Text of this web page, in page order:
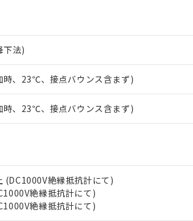
下法)
、23℃、接点バウンス含まず)
、23℃、接点バウンス含まず)
(DC1000V絶縁抵抗計にて)
絶縁抵抗計にて)
絶縁抵抗計にて)
能（部品リスト作成サービス）をご利用いた
あります。
ェブサイト上で当社にご登録された部品リス
品・サービスに関するお客様との取引・商談
"個人情報の共同利用に関して"
ダウンロード
書をダウンロードすることができます。
物質）の非含有証明書
明書（当社基準）
時点で非含有を証明するもので、過去に遡
備考欄に対応日を記載しておりました。
品への在庫切替を完了していることから、
す。
（10物質）のすべてが基準値以下であることを
用状況下において有害物質が外部に漏えいし
す。当社販売部門へお問い合わせください。
合意する
(最新の在庫状況については、お客様のお取
売店・当社販売員にご確認ください)
機種、また在庫状況の情報を公開していない